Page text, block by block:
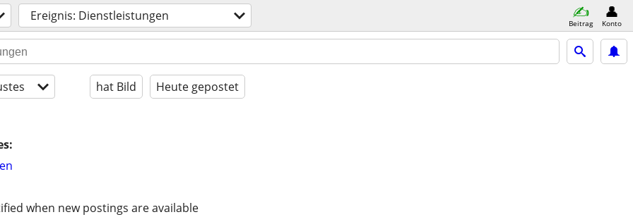
Ereignis: Dienstleistungen Beitrag Konto
hat Bild Heute gepostet
when new postings are available